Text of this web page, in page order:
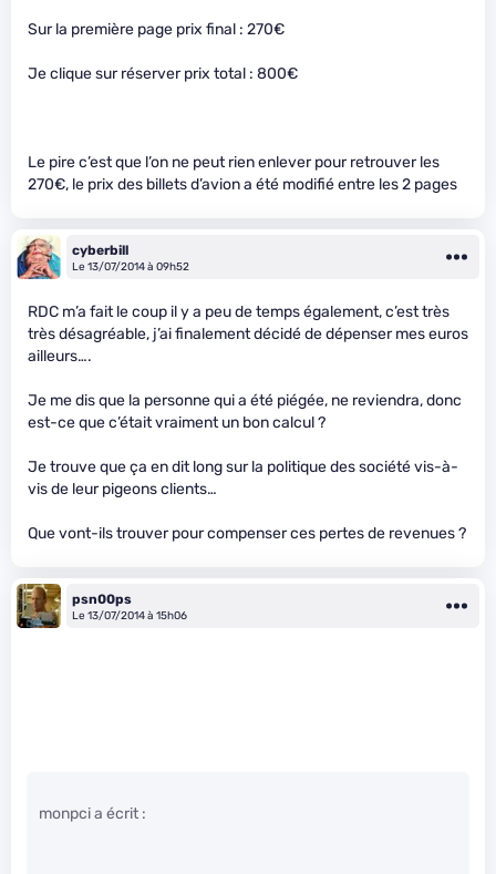
Sur la première page prix final : 270€
Je clique sur réserver prix total : 800€
Le pire c’est que l’on ne peut rien enlever pour retrouver les
270€, le prix des billets d’avion a été modifié entre les 2 pages
cyberbill
Le 13/07/2014 à 09h52
RDC m’a fait le coup il y a peu de temps également, c’est très
très désagréable, j’ai finalement décidé de dépenser mes euros
ailleurs….
Je me dis que la personne qui a été piégée, ne reviendra, donc
est-ce que c’était vraiment un bon calcul ?
Je trouve que ça en dit long sur la politique des société vis-à-
vis de leur pigeons clients…
Que vont-ils trouver pour compenser ces pertes de revenues ?
psn00ps
Le 13/07/2014 à 15h06
monpci a écrit :